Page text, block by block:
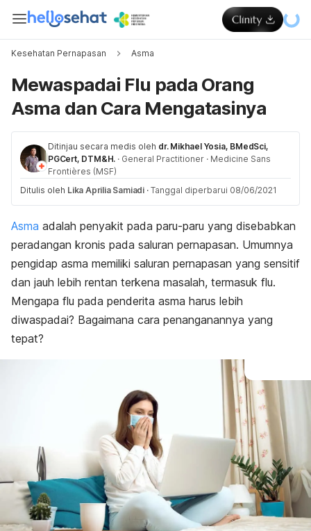
Kesehatan Pernapasan Asma
Mewaspadai Flu pada Orang
Asma dan Cara Mengatasinya
Ditinjau secara medis oleh dr. Mikhael Yosia, BMedSci,
PGCert, DTM&H. · General Practitioner · Medicine Sans
Frontières (MSF)
Ditulis oleh Lika Aprilia Samiadi · Tanggal diperbarui 08/06/2021
Asma adalah penyakit pada paru-paru yang disebabkan
peradangan kronis pada saluran pernapasan. Umumnya
pengidap asma memiliki saluran pernapasan yang sensitif
dan jauh lebih rentan terkena masalah, termasuk flu.
Mengapa flu pada penderita asma harus lebih
diwaspadai? Bagaimana cara penanganannya yang
tepat?